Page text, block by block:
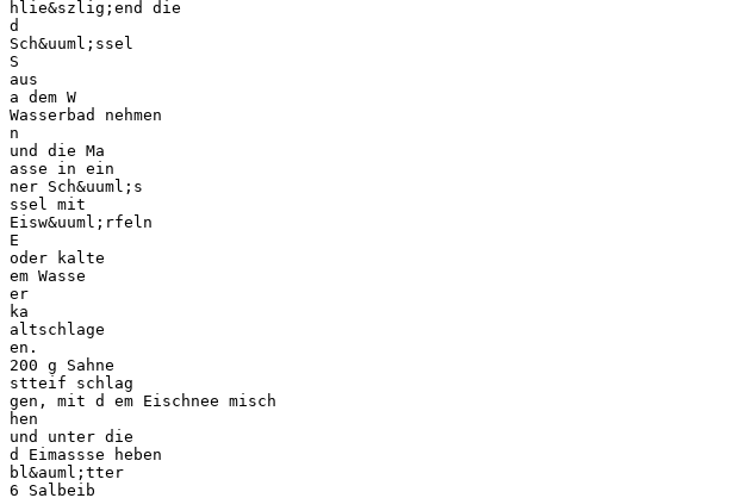
hlie&szlig;end die
d
Sch&uuml;ssel
S
aus
a dem W
Wasserbad nehmen
n
und die Ma
asse in ein
ner Sch&uuml;s
ssel mit
Eisw&uuml;rfeln
E
oder kalte
em Wasse
er
ka
altschlage
en.
200 g Sahne
stteif schlag
gen, mit d em Eischnee misch
hen
und unter die
d Eimassse heben
bl&auml;tter
6 Salbeib